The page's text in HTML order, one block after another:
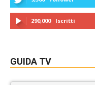
290,000 Iscritti
GUIDA TV